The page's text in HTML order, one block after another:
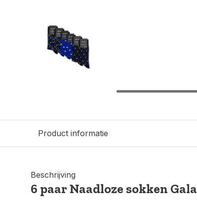
Product informatie
Beschrijving
6 paar Naadloze sokken